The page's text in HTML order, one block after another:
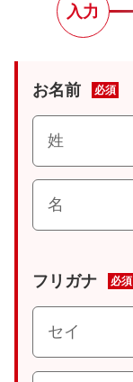
入力
お名前 必須
フリガナ 必須